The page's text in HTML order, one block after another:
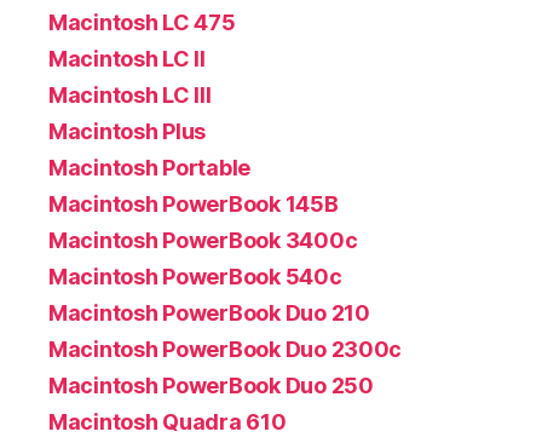
Macintosh LC 475
Macintosh LC II
Macintosh LC III
Macintosh Plus
Macintosh Portable
Macintosh PowerBook 145B
Macintosh PowerBook 3400c
Macintosh PowerBook 540c
Macintosh PowerBook Duo 210
Macintosh PowerBook Duo 2300c
Macintosh PowerBook Duo 250
Macintosh Quadra 610